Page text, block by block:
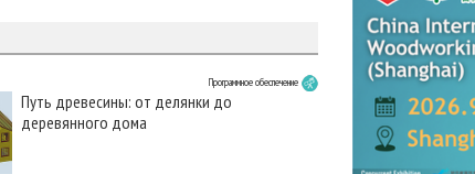
Программное обеспечение
Путь древесины: от делянки до
деревянного дома